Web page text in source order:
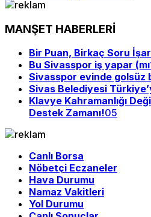
MANŞET HABERLERİ
Bir Puan, Birkaç Soru
Bu Sivasspor iş yapar
Sivasspor evinde golsüz
Sivas Belediyesi
Klavye Kahramanlığı
Destek Zamanı!05
Canlı Borsa
Nöbetçi Eczaneler
Hava Durumu
Namaz Vakitleri
Yol Durumu